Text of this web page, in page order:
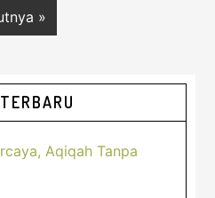
»
Aqiqah Tanpa